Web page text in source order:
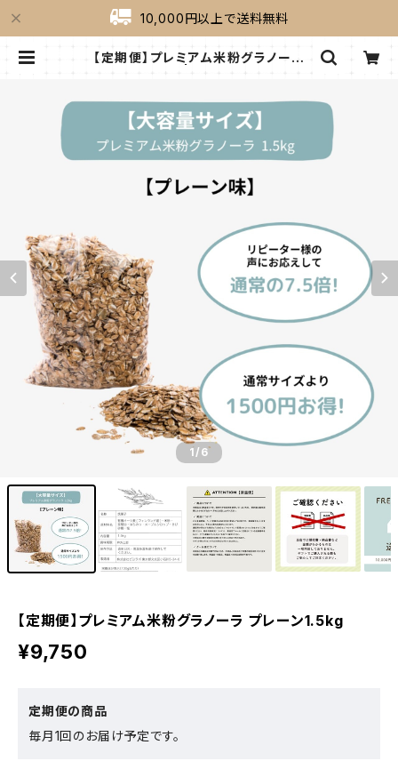
10,000円以上で送料無料
【定期便】プレミアム米粉グラノーラ
プ
1/6
【定期便】プレミアム米粉グラノーラ プレーン1.5kg
¥9,750
定期便の商品
毎月1回のお届け予定です。